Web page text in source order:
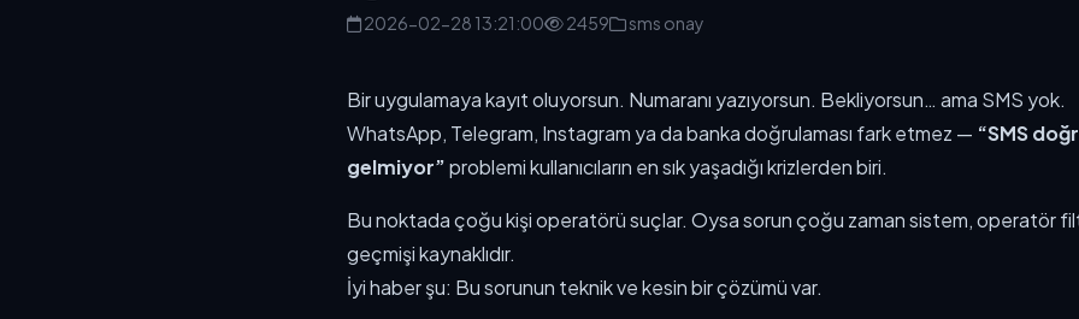
2026-02-28 13:21:00 2459 sms onay
Bir uygulamaya kayıt oluyorsun. Numaranı yazıyorsun. Bekliyorsun… ama SMS yok.
WhatsApp, Telegram, Instagram ya da banka doğrulaması fark etmez — “SMS
gelmiyor”problemi kullanıcıların en sık yaşadığı krizlerden biri.
Bu noktada çoğu kişi operatörü suçlar. Oysa sorun çoğu zaman sistem, operatör
geçmişi kaynaklıdır.
İyi haber şu: Bu sorunun teknik ve kesin bir çözümü var.